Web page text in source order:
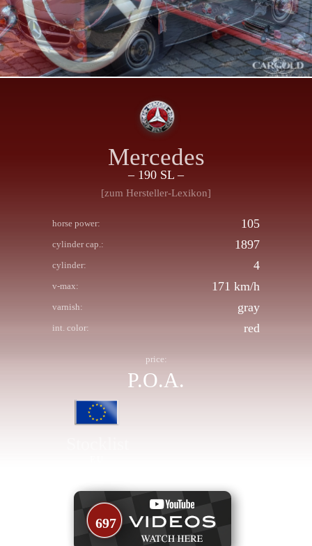
Mercedes
– 190 SL –
[zum Hersteller-Lexikon]
horse power: 105
cylinder cap.: 1897
cylinder: 4
v-max: 171 km/h
varnish: gray
int. color: red
price:
P.O.A.
697